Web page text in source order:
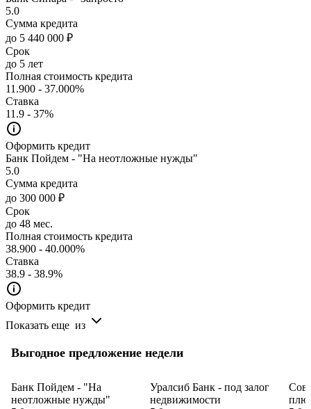
5.0
Сумма кредита
до 5 440 000 ₽
Срок
до 5 лет
Полная стоимость кредита
11.900 - 37.000%
Ставка
11.9 - 37%
Оформить кредит
Банк Пойдем - "На неотложные нужды"
5.0
Сумма кредита
до 300 000 ₽
Срок
до 48 мес.
Полная стоимость кредита
38.900 - 40.000%
Ставка
38.9 - 38.9%
Оформить кредит
Показать еще из
Выгодное предложение недели
Банк Пойдем - "На
неотложные нужды"
Уралсиб Банк - под залог
недвижимости